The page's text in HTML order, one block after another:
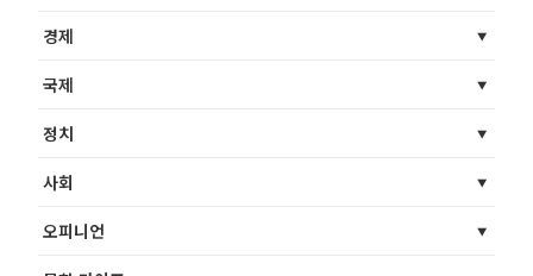
경제
국제
정치
사회
오피니언